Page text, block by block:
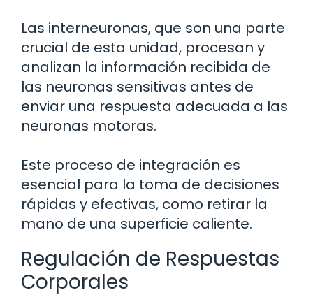
Las interneuronas, que son una parte
crucial de esta unidad, procesan y
analizan la información recibida de
las neuronas sensitivas antes de
enviar una respuesta adecuada a las
neuronas motoras.
Este proceso de integración es
esencial para la toma de decisiones
rápidas y efectivas, como retirar la
mano de una superficie caliente.
Regulación de Respuestas
Corporales